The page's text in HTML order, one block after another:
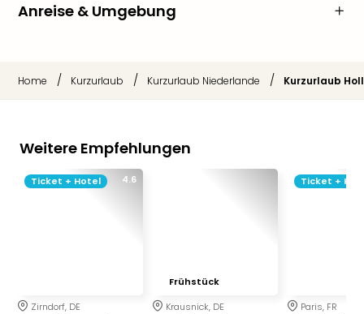
Anreise & Umgebung
Home / Kurzurlaub / Kurzurlaub Niederlande / Kurzurlaub
Weitere Empfehlungen
4.6
Ticket + Hotel
Zirndorf, DE
Frühstück
Krausnick, DE
Ticket +
Paris, FR